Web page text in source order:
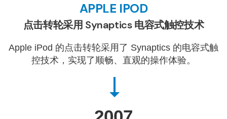
APPLE IPOD
点击转轮采用 Synaptics 电容式触控技术
Apple iPod 的点击转轮采用了 Synaptics 的电容式触
控技术，实现了顺畅、直观的操作体验。